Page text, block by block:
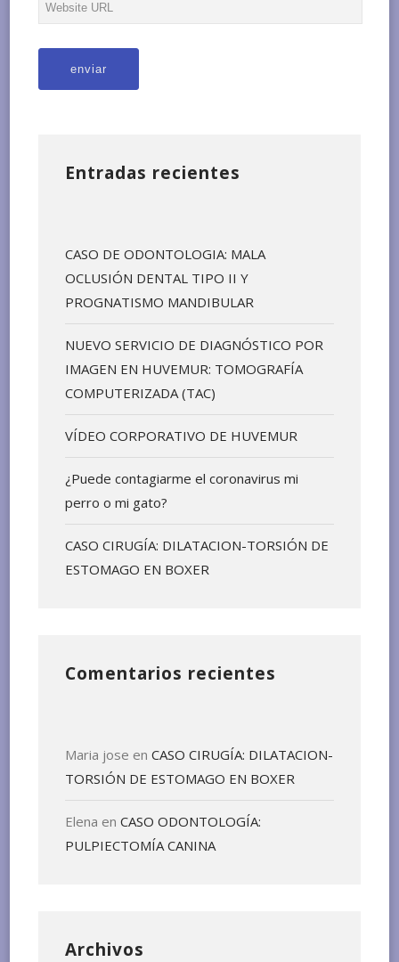
Entradas recientes
CASO DE ODONTOLOGIA: MALA
OCLUSIÓN DENTAL TIPO II Y
PROGNATISMO MANDIBULAR
NUEVO SERVICIO DE DIAGNÓSTICO POR
IMAGEN EN HUVEMUR: TOMOGRAFÍA
COMPUTERIZADA (TAC)
VÍDEO CORPORATIVO DE HUVEMUR
¿Puede contagiarme el coronavirus mi
perro o mi gato?
CASO CIRUGÍA: DILATACION-TORSIÓN DE
ESTOMAGO EN BOXER
Comentarios recientes
Maria jose enCASO CIRUGÍA: DILATACION-
TORSIÓN DE ESTOMAGO EN BOXER
Elena enCASO ODONTOLOGÍA:
PULPIECTOMÍA CANINA
Archivos